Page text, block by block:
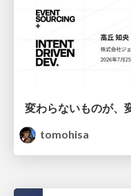
tomohisa